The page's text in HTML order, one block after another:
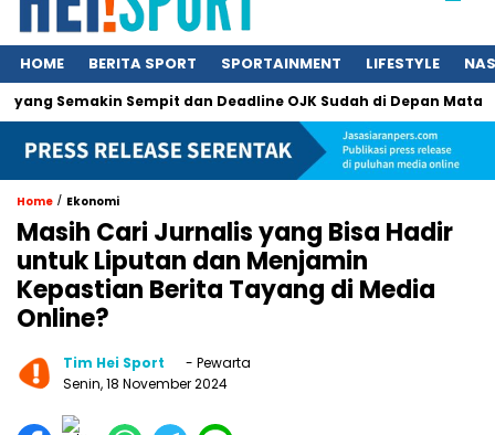
HOME BERITA SPORT SPORTAINMENT LIFESTYLE
Sempit dan Deadline OJK Sudah di Depan Mata
Home / Ekonomi
Masih Cari Jurnalis yang Bisa Hadir
untuk Liputan dan Menjamin
Kepastian Berita Tayang di Media
Online?
Tim Hei Sport
- Pewarta
Senin, 18 November 2024